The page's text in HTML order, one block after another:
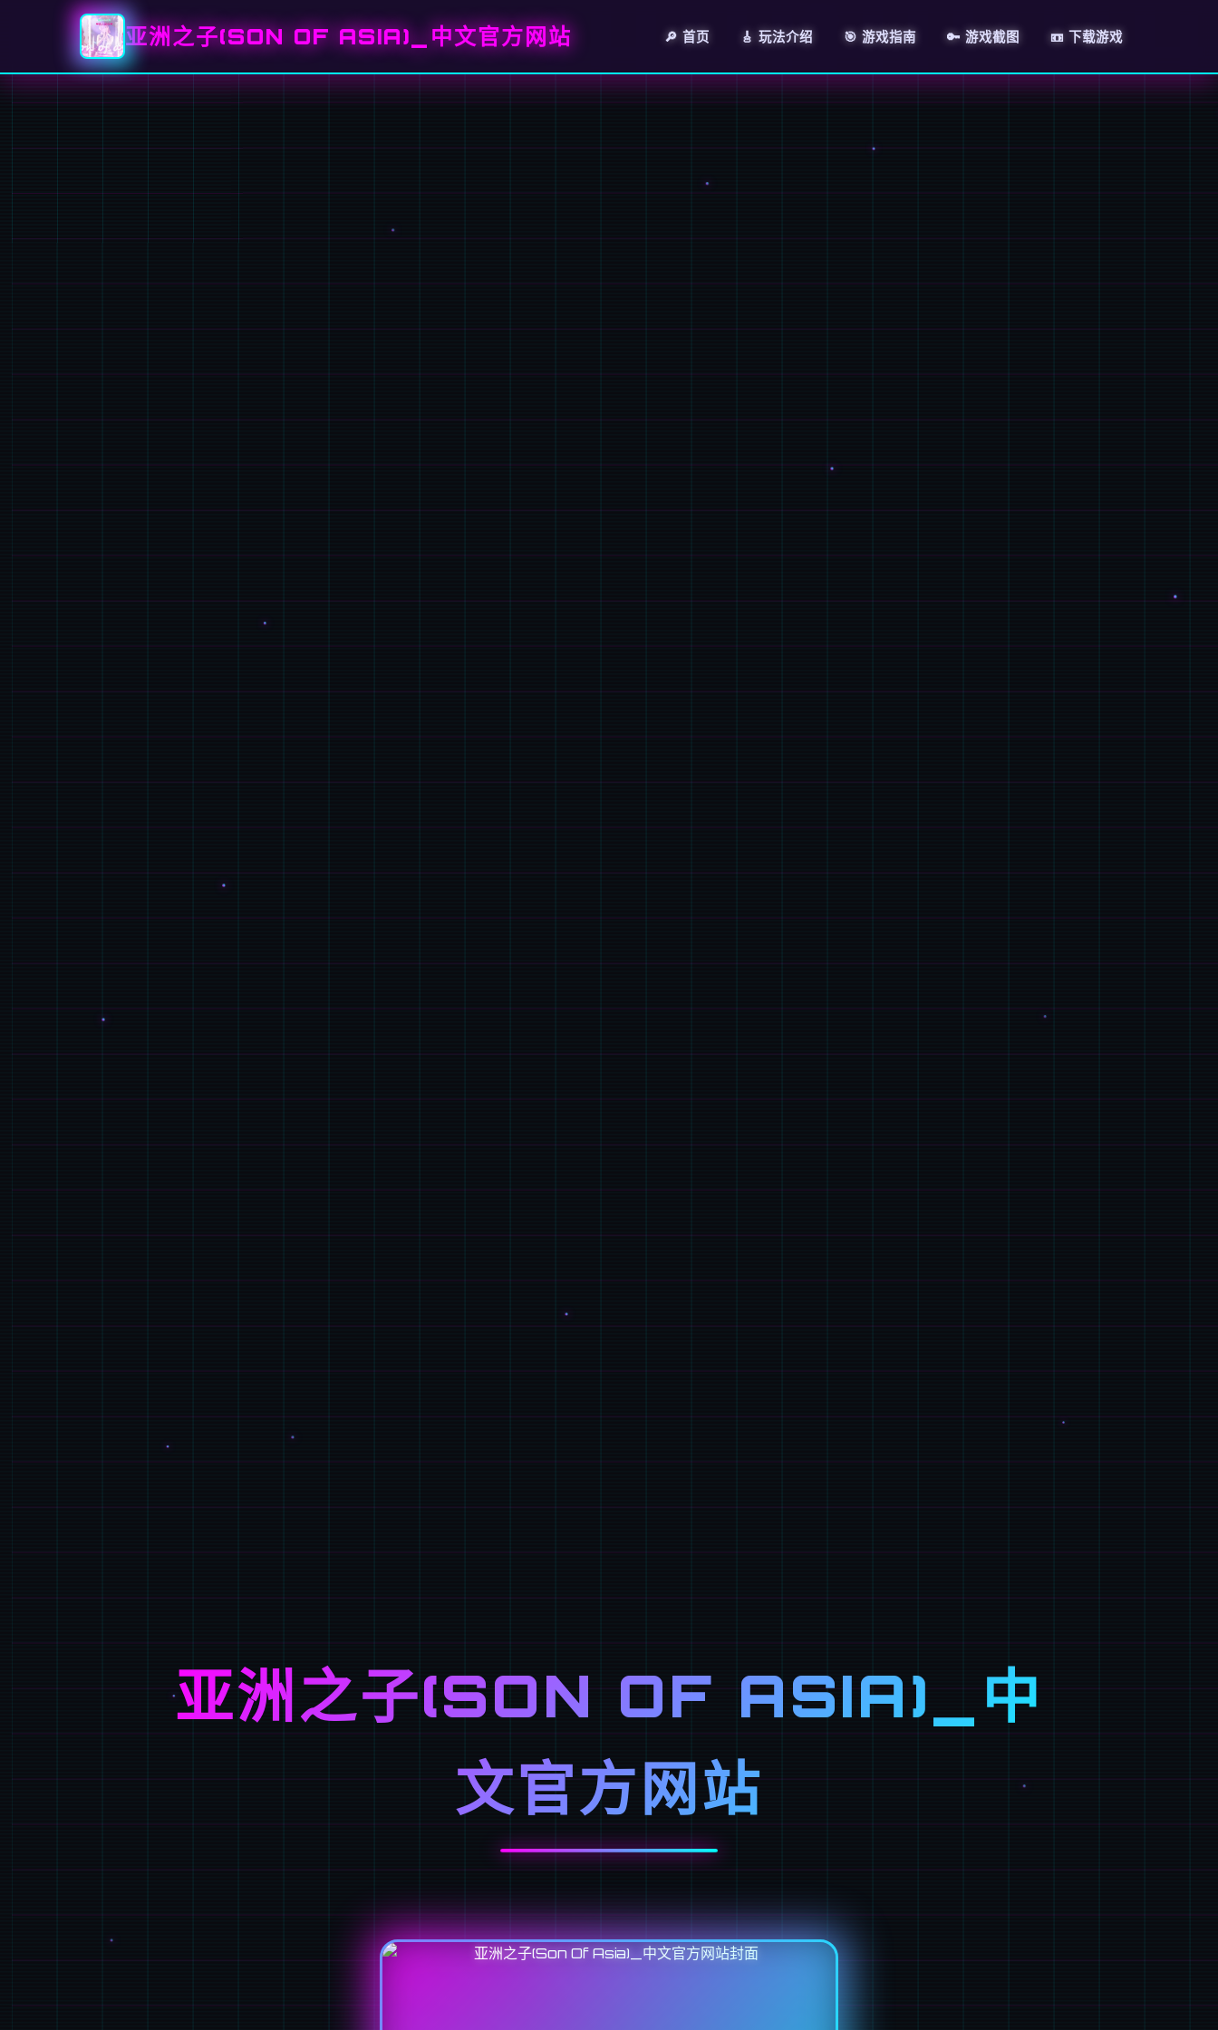
亚洲之子(SON OF ASIA)_中文官方网站 🔎 首页 🎸 玩法介绍 🎯 游戏指南 🔑 游戏截图 📼 下载游戏
亚洲之子(SON OF ASIA)_中
文官方网站